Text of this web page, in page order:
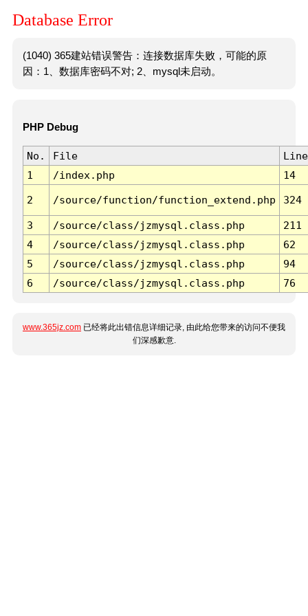
Database Error
(1040) 365建站错误警告：连接数据库失败，可能的原
因：1、数据库密码不对; 2、mysql未启动。
PHP Debug
No. File
Line
1
/index.php 14
2 /source/function/function_extend.php 324
3 /source/class/jzmysql.class.php
211
4
/source/class/jzmysql.class.php
62
5
/source/class/jzmysql.class.php
94
6
/source/class/jzmysql.class.php 76
www.365jz.com 已经将此出错信息详细记录, 由此给您带来的访问不便我
们深感歉意.